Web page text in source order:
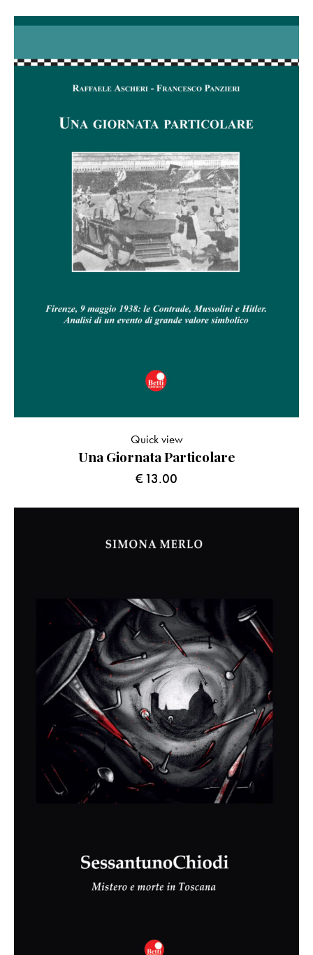
Una Giornata Particolare
€13.00
Quick view